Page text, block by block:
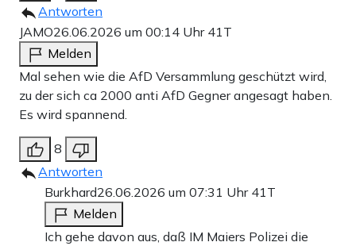
Antworten
JAMO26.06.2026 um 00:14 Uhr 41T
Melden
Mal sehen wie die AfD Versammlung geschützt wird,
zu der sich ca 2000 anti AfD Gegner angesagt haben.
Es wird spannend.
8
Antworten
Burkhard26.06.2026 um 07:31 Uhr 41T
Melden
Ich gehe davon aus, daß IM Maiers Polizei die